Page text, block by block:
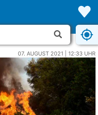
07. AUGUST 2021 | 12:33 UHR